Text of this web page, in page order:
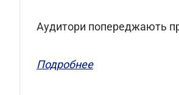
Аудитори попереджають
Подробнее